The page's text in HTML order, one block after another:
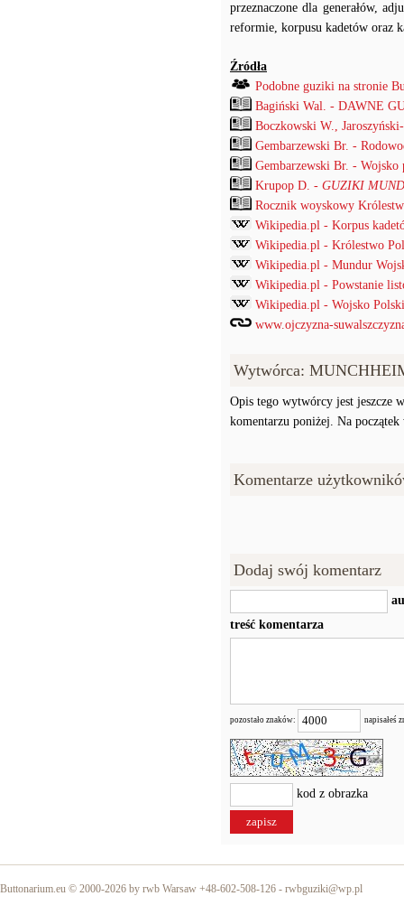
przeznaczone dla generałów,
reformie, korpusu kadetów oraz
Źródła
Podobne guziki na stronie
Bagiński Wal. - DAWNE
Boczkowski W.,
Gembarzewski Br. -
Gembarzewski Br. - Wojsko
Krupop D. - GUZIKI
Rocznik woyskowy
Wikipedia.pl - Korpus
Wikipedia.pl - Królestwo
Wikipedia.pl - Mundur
Wikipedia.pl - Powstanie
Wikipedia.pl - Wojsko
www.ojczyzna-
Wytwórca:
Opis tego wytwórcy jest jeszcze
komentarzu poniżej. Na
Komentarze
Dodaj swój komentarz
treść komentarza
pozostało znaków: napisałeś
kod z obrazka
Buttonarium.eu © 2000-2026 by rwb Warsaw +48-602-508-126 - rwbguziki@wp.pl